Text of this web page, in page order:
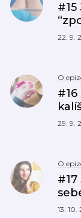
#15
22. 9.
O
29. 9.
O
#17
13. 10.